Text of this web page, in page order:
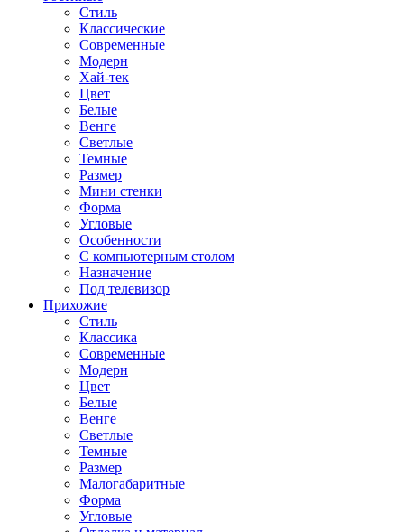
Стиль
Классические
Современные
Модерн
Хай-тек
Цвет
Белые
Венге
Светлые
Темные
Размер
Мини стенки
Форма
Угловые
Особенности
С компьютерным столом
Назначение
Под телевизор
Прихожие
Стиль
Классика
Современные
Модерн
Цвет
Белые
Венге
Светлые
Темные
Размер
Малогабаритные
Форма
Угловые